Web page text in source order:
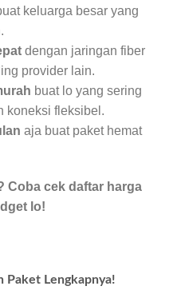
keluarga besar yang
dengan jaringan fiber
provider lain.
buat lo yang sering
koneksi fleksibel.
aja buat paket hemat
Coba cek daftar harga
lo!
Paket Lengkapnya!